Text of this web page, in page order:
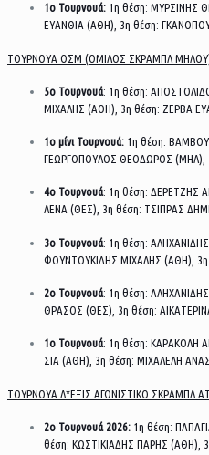
1ο Τουρνουά: 1η θέση: ΜΥΡΣΙΝΗΣ
ΕΥΑΝΘΙΑ (ΑΘΗ), 3η θέση:
ΤΟΥΡΝΟΥΑ ΟΣΜ (ΟΜΙΛΟΣ ΣΚΡΑΜΠΛ
5ο Τουρνουά: 1η θέση:
ΜΙΧΑΛΗΣ (ΑΘΗ), 3η θέση: ΖΕΡΒΑ
1ο μίνι Τουρνουά: 1η θέση:
ΓΕΩΡΓΟΠΟΥΛΟΣ ΘΕΟΔΩΡΟΣ (ΜΗΛ),
4ο Τουρνουά: 1η θέση: ΔΕΡΕΤΖΗΣ
ΛΕΝΑ (ΘΕΣ), 3η θέση: ΤΣΙΠΡΑΣ
3ο Τουρνουά: 1η θέση:
ΦΟΥΝΤΟΥΚΙΔΗΣ ΜΙΧΑΛΗΣ (ΑΘΗ),
2ο Τουρνουά: 1η θέση:
ΘΡΑΣΟΣ (ΘΕΣ), 3η θέση:
1ο Τουρνουά: 1η θέση: ΚΑΡΑΚΟΛΗ
ΣΙΑ (ΑΘΗ), 3η θέση: ΜΙΧΑΛΕΛΗ
ΤΟΥΡΝΟΥΑ Λ*ΕΞΙΣ ΑΓΩΝΙΣΤΙΚΟ ΣΚΡΑΜΠΛ
2ο Τουρνουά 2026: 1η θέση:
θέση: ΚΩΣΤΙΚΙΑΔΗΣ ΠΑΡΗΣ (ΑΘΗ),